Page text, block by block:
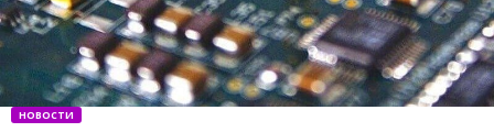
НОВОСТИ